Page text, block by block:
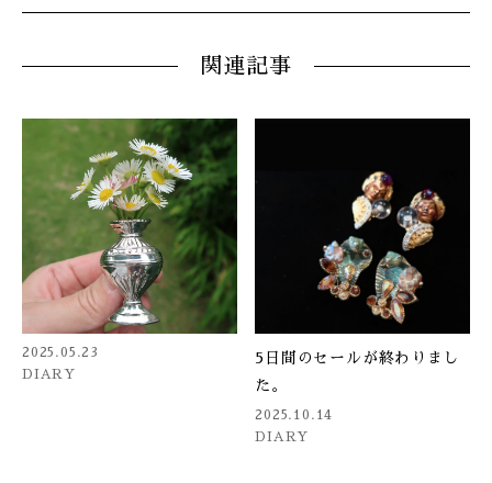
関連記事
2025.05.23
DIARY
5日間のセールが終わりまし
た。
2025.10.14
DIARY